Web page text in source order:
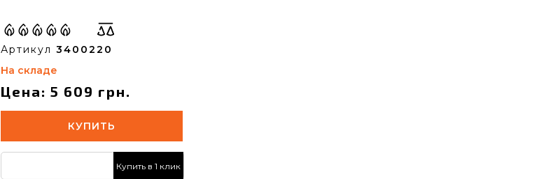
Артикул 3400220
На складе
Цена: 5 609 грн.
КУПИТЬ
Купить в 1 клик